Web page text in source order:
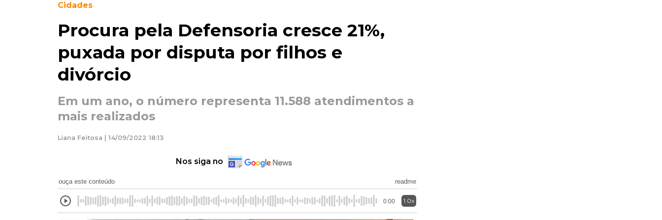
Cidades
Procura pela Defensoria cresce 21%,
puxada por disputa por filhos e
divórcio
Em um ano, o número representa 11.588 atendimentos a
mais realizados
Liana Feitosa | 14/09/2022 18:13
Nos siga no
ouça este conteúdo readme
0:00 1.0x